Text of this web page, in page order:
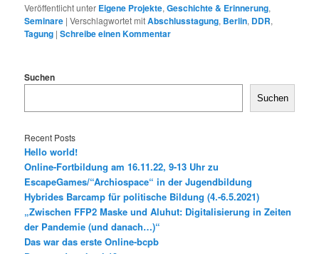
Veröffentlicht unter Eigene Projekte,Geschichte & Erinnerung,
Seminare |Verschlagwortet mitAbschlusstagung, Berlin, DDR,
Tagung |Schreibe einen Kommentar
Suchen
Suchen
Recent Posts
Hello world!
Online-Fortbildung am 16.11.22, 9-13 Uhr zu
EscapeGames/“Archiospace“ in der Jugendbildung
Hybrides Barcamp für politische Bildung (4.-6.5.2021)
„Zwischen FFP2 Maske und Aluhut: Digitalisierung in Zeiten
der Pandemie (und danach…)“
Das war das erste Online-bcpb